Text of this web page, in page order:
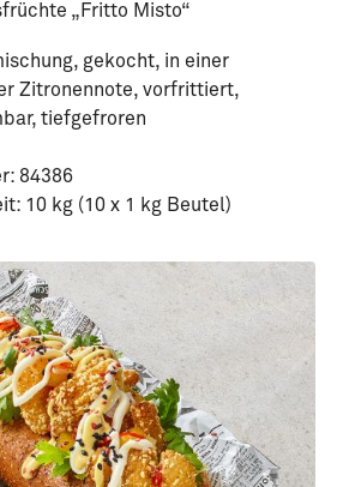
„Fritto Misto“
gekocht, in einer
Zitronennote, vorfrittiert,
tiefgefroren
84386
10 kg (10 x 1 kg Beutel)